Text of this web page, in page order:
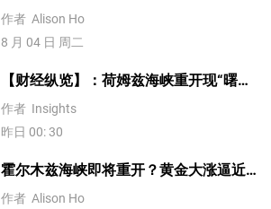
来？未来会再创新高吗？
作者 Alison Ho
8 月 04 日 周二
【财经纵览】：荷姆兹海峡重开现“曙
光”、WTI原油重挫逾6%，道指、标普创
历史新高！
作者 Insights
昨日 00: 30
霍尔木兹海峡即将重开？黄金大涨逼近
4200美元！原油价格3连跌
作者 Alison Ho